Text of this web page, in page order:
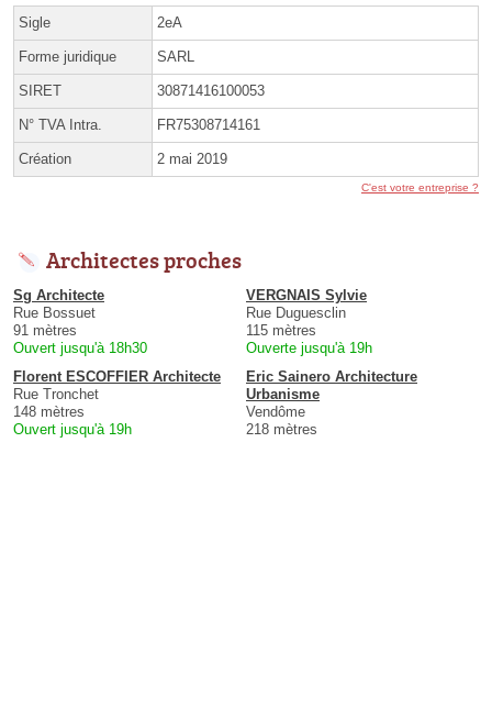
Sigle 2eA
Forme juridique SARL
SIRET 30871416100053
N° TVA Intra. FR75308714161
Création 2 mai 2019
C'est votre entreprise ?
Architectes proches
Sg Architecte
Rue Bossuet
91 mètres
Ouvert jusqu'à 18h30
VERGNAIS Sylvie
Rue Duguesclin
115 mètres
Ouverte jusqu'à 19h
Florent ESCOFFIER Architecte
Rue Tronchet
148 mètres
Ouvert jusqu'à 19h
Eric Sainero Architecture
Urbanisme
Vendôme
218 mètres